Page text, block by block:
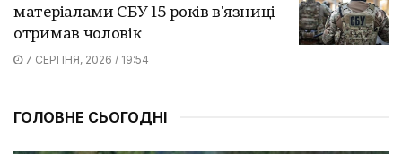
матеріалами СБУ 15 років в'язниці
отримав чоловік
7 СЕРПНЯ, 2026 / 19:54
ГОЛОВНЕ СЬОГОДНІ